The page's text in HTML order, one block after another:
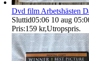
Dvd film Arbetshästen
Sluttid05:06 10 aug
Pris:159 kr,Utropspris.